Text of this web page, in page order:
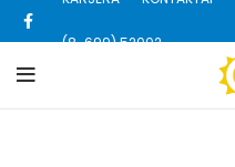
(8-699) 52002